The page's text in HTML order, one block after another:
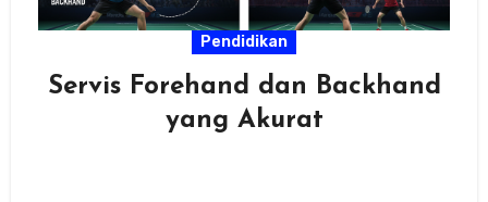
Pendidikan
Servis Forehand dan Backhand
yang Akurat